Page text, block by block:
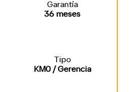
Garantía
36 meses
Tipo
KM0 / Gerencia